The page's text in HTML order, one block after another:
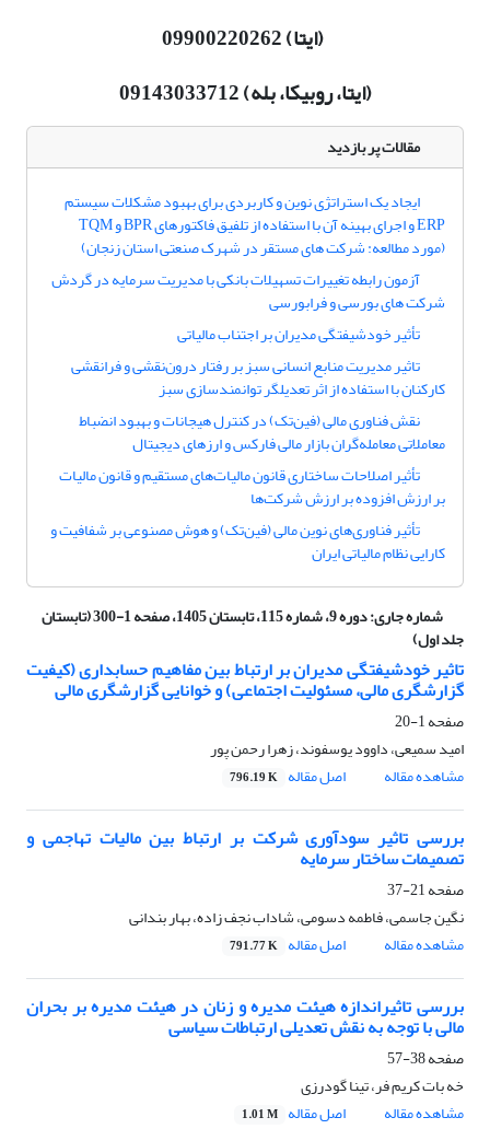
(ایتا) 09900220262
(ایتا، روبیکا، بله) 09143033712
مقالات پر بازدید
ایجاد یک استراتژی نوین و کاربردی برای بهبود مشکلات سیستم
ERP و اجرای بهینه آن با استفاده از تلفیق فاکتورهای BPR و TQM
(مورد مطالعه: شرکت های مستقر در شهرک صنعتی استان زنجان)
آزمون رابطه تغییرات تسهیلات بانکی با مدیریت سرمایه در گردش
شرکت های بورسی و فرابورسی
تأثیر خودشیفتگی مدیران بر اجتناب مالیاتی
تاثیر مدیریت منابع انسانی سبز بر رفتار ‌درون‌نقشی و ‌فرا‌‌نقشی
کارکنان با استفاده از اثر تعدیلگر توانمندسازی سبز
نقش فناوری مالی (فین‌تک) در کنترل هیجانات و بهبود انضباط
معاملاتی معامله‌گران بازار مالی فارکس و ارزهای دیجیتال
تأثیر اصلاحات ساختاری قانون مالیات‌های مستقیم و قانون مالیات
بر ارزش افزوده بر ارزش شرکت‌ها
تأثیر فناوری‌های نوین مالی (فین‌تک) و هوش مصنوعی بر شفافیت و
کارایی نظام مالیاتی ایران
شماره جاری: دوره 9، شماره 115، تابستان 1405، صفحه 1-300 (تابستان
جلد اول)
تاثیر خودشیفتگی مدیران بر ارتباط بین مفاهیم حسابداری (کیفیت
گزارشگری مالی، مسئولیت اجتماعی) و خوانایی گزارشگری مالی
صفحه1-20
امید سمیعی، داوود یوسفوند، زهرا رحمن پور
مشاهده مقاله
اصل مقاله 796.19 K
بررسی تاثیر سودآوری شرکت بر ارتباط بین مالیات تهاجمی و
تصمیمات ساختار سرمایه
صفحه21-37
نگین جاسمی، فاطمه دسومی، شاداب نجف زاده، بهار بندانی
مشاهده مقاله
اصل مقاله 791.77 K
بررسی تاثیراندازه هیئت مدیره و زنان در هیئت مدیره بر بحران
مالی با توجه به نقش تعدیلی ارتباطات سیاسی
صفحه38-57
خه بات کریم فر، تینا گودرزی
مشاهده مقاله
اصل مقاله 1.01 M